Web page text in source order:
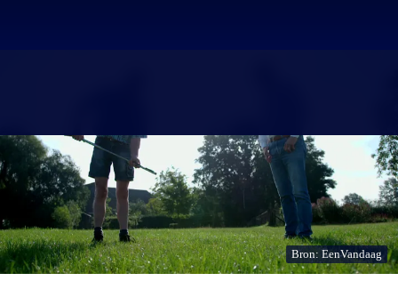
Bron: EenVandaag